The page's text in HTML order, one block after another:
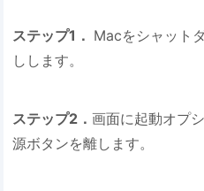
ステップ1． Macをシャット
しします。
ステップ2．画面に起動オプ
源ボタンを離します。